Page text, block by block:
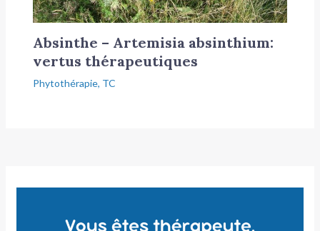
Absinthe – Artemisia absinthium:
vertus thérapeutiques
Phytothérapie, TC